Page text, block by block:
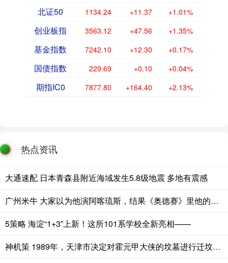
北证50 1134.24 +11.37 +1.01%
创业板指 3563.12 +47.56 +1.35%
基金指数 7242.10 +12.30 +0.17%
国债指数 229.69 +0.10 +0.04%
期指IC0 7877.80 +164.40 +2.13%
热点资讯
大通速配 日本青森县附近海域发生5.8级地震 多地有震感
广州米牛 大家以为他演阿喀琉斯，结果《奥德赛》里他的角色才是真正关键
5策略 海淀“1+3”上新！这所101系学校全新亮相——
神机策 1989年，天津市决定对霍元甲大侠的坟墓进行迁坟，不料在水泥地下挖出